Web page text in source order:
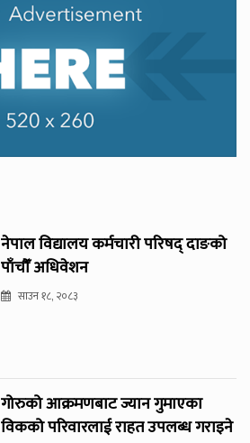
नेपाल विद्यालय कर्मचारी परिषद् दाङको
पाँचौँ अधिवेशन
साउन १८, २०८३
गोरुको आक्रमणबाट ज्यान गुमाएका
विकको परिवारलाई राहत उपलब्ध गराइने